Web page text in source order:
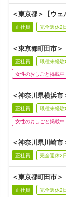
＜東京都＞【ウ
正社員 完全週休2
＜東京都町田市
正社員 職種未経験
女性のおしごと掲載中
＜神奈川県横浜
正社員 職種未経験
女性のおしごと掲載中
＜神奈川県川崎
正社員 完全週休2
＜東京都町田市
正社員 完全週休2